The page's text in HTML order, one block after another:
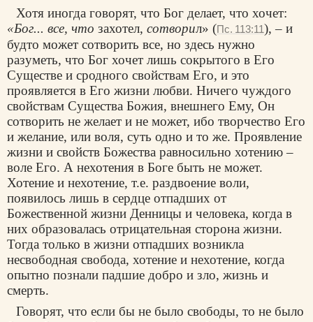
Хотя иногда говорят, что Бог делает, что хочет:
«Бог... все, что захотел, сотворил» (Пс. 113:11), – и
будто может сотворить все, но здесь нужно
разуметь, что Бог хочет лишь сокрытого в Его
Существе и сродного свойствам Его, и это
проявляется в Его жизни любви. Ничего чуждого
свойствам Существа Божия, внешнего Ему, Он
сотворить не желает и не может, ибо творчество Его
и желание, или воля, суть одно и то же. Проявление
жизни и свойств Божества равносильно хотению –
воле Его. А нехотения в Боге быть не может.
Хотение и нехотение, т.е. раздвоение воли,
появилось лишь в сердце отпадших от
Божественной жизни Денницы и человека, когда в
них образовалась отрицательная сторона жизни.
Тогда только в жизни отпадших возникла
несвободная свобода, хотение и нехотение, когда
опытно познали падшие добро и зло, жизнь и
смерть.
Говорят, что если бы не было свободы, то не было